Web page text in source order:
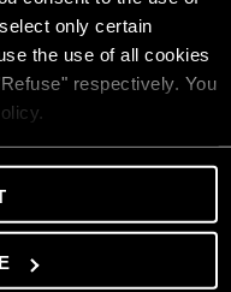
only certain
the use of all cookies
respectively. You